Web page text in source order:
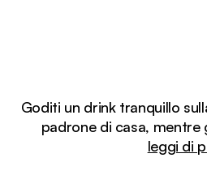
Goditi un drink tranquillo
padrone di casa, mentre
leggi di